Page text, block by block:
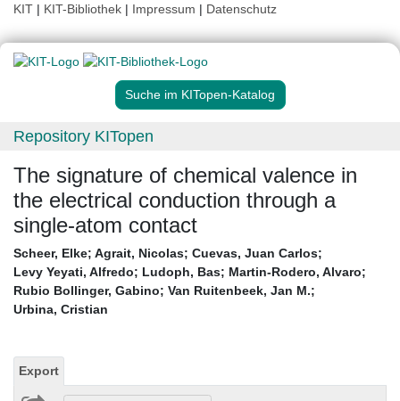
KIT | KIT-Bibliothek | Impressum | Datenschutz
Suche im KITopen-Katalog
Repository KITopen
The signature of chemical valence in
the electrical conduction through a
single-atom contact
Scheer, Elke; Agrait, Nicolas; Cuevas, Juan Carlos;
Levy Yeyati, Alfredo; Ludoph, Bas; Martin-Rodero, Alvaro;
Rubio Bollinger, Gabino; Van Ruitenbeek, Jan M.;
Urbina, Cristian
Export